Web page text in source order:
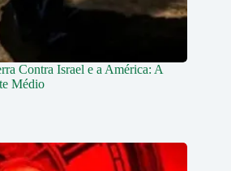
Contra Israel e a América: A
Médio